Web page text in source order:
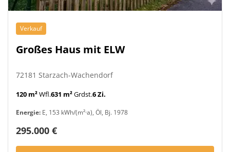
Verkauf
Großes Haus mit ELW
72181 Starzach-Wachendorf
120 m²Wfl.631 m²Grdst.6 Zi.
Energie: E, 153 kWh/(m²·a), Öl, Bj. 1978
295.000 €